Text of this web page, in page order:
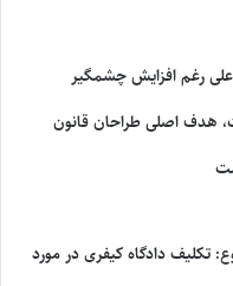
رغم افزایش چشمگیر
هدف اصلی طراحان قانون
تکلیف دادگاه کیفری در مورد